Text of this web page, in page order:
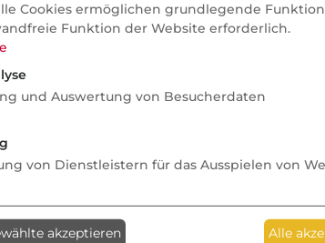
Cookies ermöglichen grundlegende
Funktion der Website erforderlich.
und Auswertung von Besucherdaten
von Dienstleistern für das Ausspielen von
akzeptieren Alle